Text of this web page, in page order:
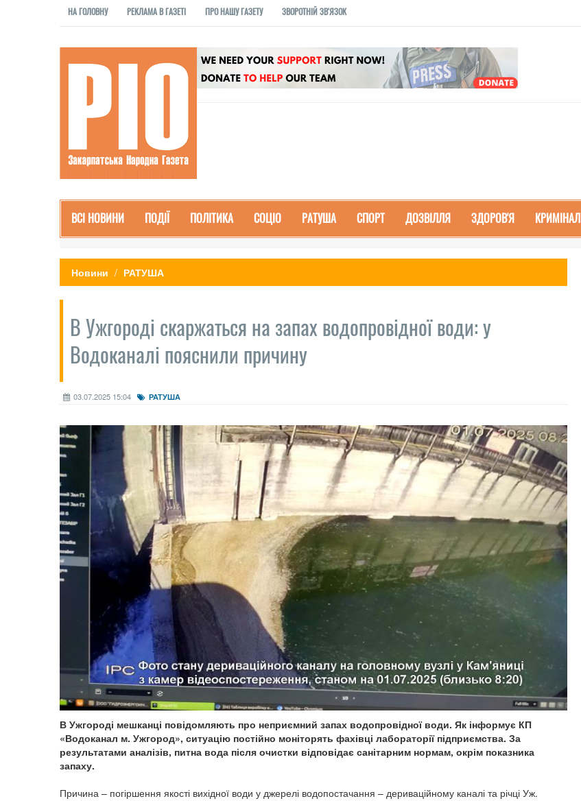
НА ГОЛОВНУ РЕКЛАМА В ГАЗЕТІ ПРО НАШУ ГАЗЕТУ ЗВОРОТНІЙ ЗВ'ЯЗОК
ВСІ НОВИНИ ПОДІЇ ПОЛІТИКА СОЦІО РАТУША СПОРТ ДОЗВІЛЛЯ ЗДОРОВ'Я КРИМІНАЛ
Новини РАТУША
В Ужгороді скаржаться на запах водопровідної води: у
Водоканалі пояснили причину
03.07.2025 15:04 РАТУША
В Ужгороді мешканці повідомляють про неприємний запах водопровідної води. Як інформує КП
«Водоканал м. Ужгород», ситуацію постійно моніторять фахівці лабораторії підприємства. За
результатами аналізів, питна вода після очистки відповідає санітарним нормам, окрім показника
запаху.
Причина – погіршення якості вихідної води у джерелі водопостачання – дериваційному каналі та річці Уж.